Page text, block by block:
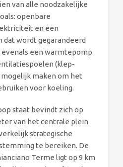
van alle noodzakelijke
openbare
en een
wordt gegarandeerd
een warmtepomp
(klep-
maken om het
voor koeling.
staat bevindt zich op
van het centrale plein
strategische
te bereiken. De
Terme ligt op 9 km